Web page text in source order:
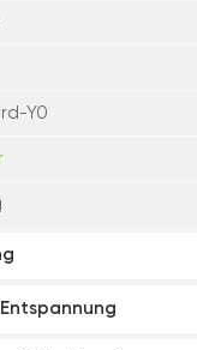
Y0